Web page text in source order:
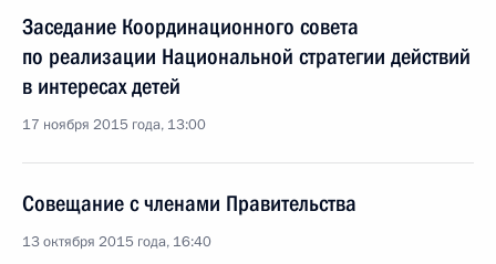
Заседание Координационного совета
по реализации Национальной стратегии действий
в интересах детей
17 ноября 2015 года, 13:00
Совещание с членами Правительства
13 октября 2015 года, 16:40